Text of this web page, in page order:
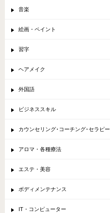
音楽
絵画・ペイント
習字
ヘアメイク
外国語
ビジネススキル
カウンセリング･コーチング･セラピー
アロマ・各種療法
エステ・美容
ボディメンテナンス
IT・コンピューター